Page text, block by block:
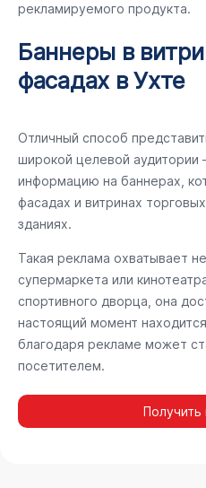
рекламируемого продукта.
Баннеры в
фасадах в Ухте
Отличный способ
широкой целевой аудитории
информацию на баннерах,
фасадах и витринах
зданиях.
Такая реклама охватывает
супермаркета или
спортивного дворца, она
настоящий момент
благодаря рекламе может
посетителем.
Получить